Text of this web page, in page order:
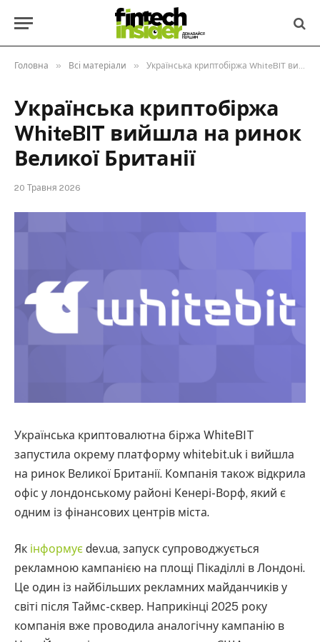
Головна » Всі матеріали » Українська криптобіржа WhiteBIT вийшла на ринок Великої Британії
Українська криптобіржа
WhiteBIT вийшла на ринок
Великої Британії
20 Травня 2026
Українська криптовалютна біржа WhiteBIT
запустила окрему платформу whitebit.uk і вийшла
на ринок Великої Британії. Компанія також відкрила
офіс у лондонському районі Кенері-Ворф, який є
одним із фінансових центрів міста.
Як інформує dev.ua, запуск супроводжується
рекламною кампанією на площі Пікаділлі в Лондоні.
Це один із найбільших рекламних майданчиків у
світі після Таймс-сквер. Наприкінці 2025 року
компанія вже проводила аналогічну кампанію в